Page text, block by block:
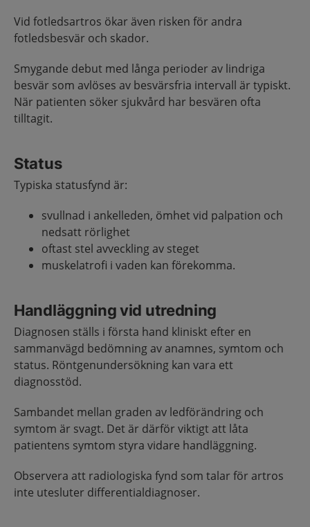
Vid fotledsartros ökar även risken för andra
fotledsbesvär och skador.
Smygande debut med långa perioder av lindriga
besvär som avlöses av besvärsfria intervall är typiskt.
När patienten söker sjukvård har besvären ofta
tilltagit.
Status
Typiska statusfynd är:
svullnad i ankelleden, ömhet vid palpation och
nedsatt rörlighet
oftast stel avveckling av steget
muskelatrofi i vaden kan förekomma.
Handläggning vid utredning
Diagnosen ställs i första hand kliniskt efter en
sammanvägd bedömning av anamnes, symtom och
status. Röntgenundersökning kan vara ett
diagnosstöd.
Sambandet mellan graden av ledförändring och
symtom är svagt. Det är därför viktigt att låta
patientens symtom styra vidare handläggning.
Observera att radiologiska fynd som talar för artros
inte utesluter differentialdiagnoser.